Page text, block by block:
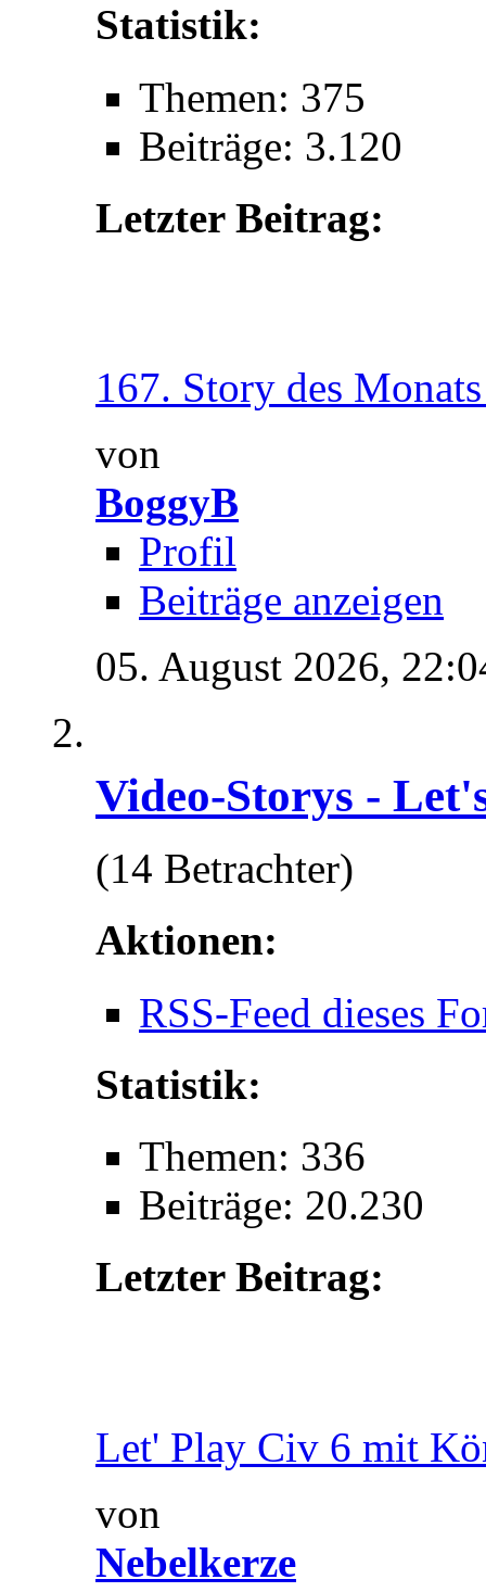
Statistik:
Themen: 375
Beiträge: 3.120
Letzter Beitrag:
167. Story des
von
BoggyB
Profil
Beiträge anzeigen
05. August 2026,
Video-Storys -
(14 Betrachter)
Aktionen:
RSS-Feed dieses
Statistik:
Themen: 336
Beiträge: 20.230
Letzter Beitrag:
Let' Play Civ 6 mit
von
Nebelkerze